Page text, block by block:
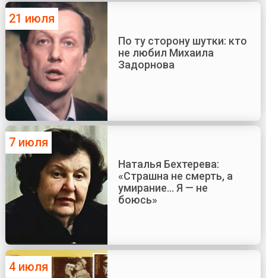
21 июля
По ту сторону шутки: кто
не любил Михаила
Задорнова
7 июля
Наталья Бехтерева:
«Страшна не смерть, а
умирание... Я — не
боюсь»
4 июля